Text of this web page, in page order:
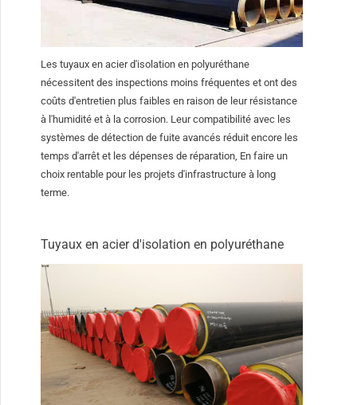
Les tuyaux en acier d'isolation en polyuréthane
nécessitent des inspections moins fréquentes et ont des
coûts d'entretien plus faibles en raison de leur résistance
à l'humidité et à la corrosion. Leur compatibilité avec les
systèmes de détection de fuite avancés réduit encore les
temps d'arrêt et les dépenses de réparation, En faire un
choix rentable pour les projets d'infrastructure à long
terme.
Tuyaux en acier d'isolation en polyuréthane